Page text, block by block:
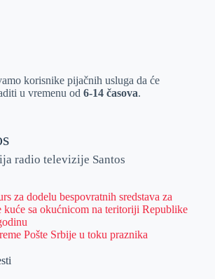
korisnike pijačnih usluga da će
u vremenu od 6-14 časova.
radio televizije Santos
za dodelu bespovratnih sredstava za
kuće sa okućnicom na teritoriji Republike
Pošte Srbije u toku praznika